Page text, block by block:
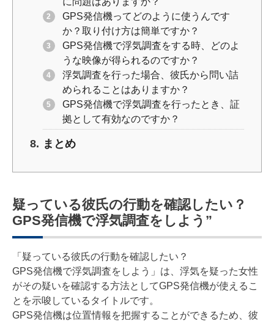
GPS発信機ってどのように使うんです
か？取り付け方は簡単ですか？
GPS発信機で浮気調査をする時、どのよ
うな映像が得られるのですか？
浮気調査を行った場合、彼氏から問い詰
められることはありますか？
GPS発信機で浮気調査を行ったとき、証
拠として有効なのですか？
まとめ
疑っている彼氏の行動を確認したい？
GPS発信機で浮気調査をしよう”
「疑っている彼氏の行動を確認したい？
GPS発信機で浮気調査をしよう」は、浮気を疑った女性
がその疑いを確認する方法としてGPS発信機が使えるこ
とを示唆しているタイトルです。
GPS発信機は位置情報を把握することができるため、彼